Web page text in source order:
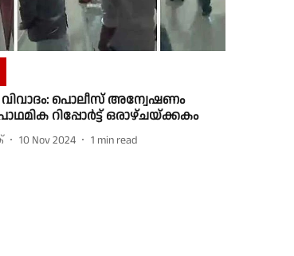
വിവാദം: പൊലീസ് അന്വേഷണം
റിപ്പോർട്ട് ഒരാഴ്ചയ്ക്കകം
10 Nov 2024 1 min read